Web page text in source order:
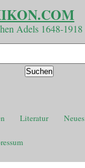
Adels 1648-1918
Literatur Neues